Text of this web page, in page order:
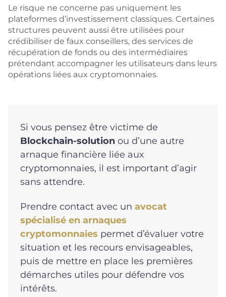
Le risque ne concerne pas uniquement les
plateformes d’investissement classiques. Certaines
structures peuvent aussi être utilisées pour
crédibiliser de faux conseillers, des services de
récupération de fonds ou des intermédiaires
prétendant accompagner les utilisateurs dans leurs
opérations liées aux cryptomonnaies.
Si vous pensez être victime de
Blockchain-solution ou d’une autre
arnaque financière liée aux
cryptomonnaies, il est important d’agir
sans attendre.
Prendre contact avec un avocat
spécialisé en arnaques
cryptomonnaies permet d’évaluer votre
situation et les recours envisageables,
puis de mettre en place les premières
démarches utiles pour défendre vos
intérêts.